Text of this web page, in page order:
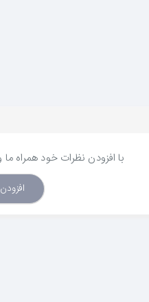
با افزودن نظرات خود همراه ما